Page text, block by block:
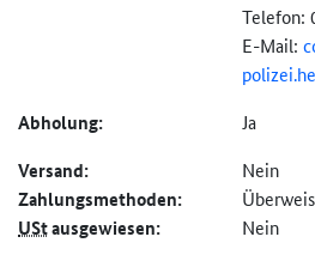
Telefon:
E-Mail:
Abholung: Ja
Versand: Nein
Zahlungs­methoden:
UStausgewiesen: Nein